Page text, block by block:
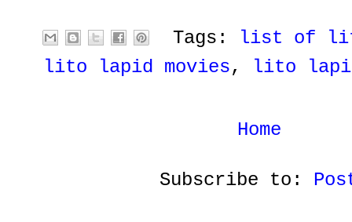
Tags:
list of
lito lapid movies, lito
Home
Subscribe to: